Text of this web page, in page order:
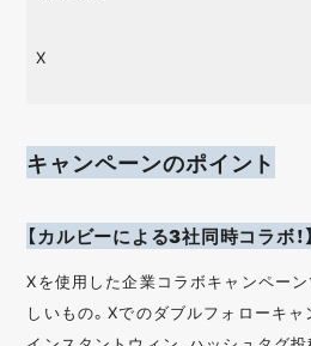
X
キャンペーンのポイント
【カルビーによる3社同時コラボ！】
Xを使用した企業コラボキャンペー
しいもの。Xでのダブルフォローキャ